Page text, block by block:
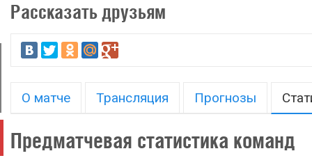
Рассказать друзьям
О матче Трансляция Прогнозы
Предматчевая статистика команд